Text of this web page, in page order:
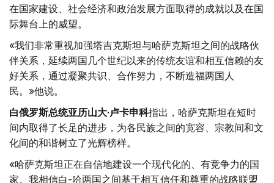
在国家建设、社会经济和政治发展方面取得的成就以及在国
际舞台上的威望。
«我们非常重视加强塔吉克斯坦与哈萨克斯坦之间的战略伙
伴关系，延续两国几个世纪以来的传统友谊和相互信赖的友
好关系，通过凝聚共识、合作努力，不断造福两国人
民。»他说。
白俄罗斯总统亚历山大·卢卡申科指出，哈萨克斯坦在短时
间内取得了长足的进步，为各民族之间的宽容、宗教间和文
化间的和谐树立了光辉榜样。
«哈萨克斯坦正在自信地建设一个现代化的、有竞争力的国
家。我相信白-哈两国之间基于相互信任和尊重的战略联盟